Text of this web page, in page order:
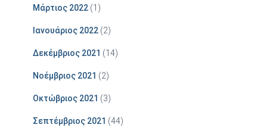
Μάρτιος 2022 (1)
Ιανουάριος 2022 (2)
Δεκέμβριος 2021 (14)
Νοέμβριος 2021 (2)
Οκτώβριος 2021 (3)
Σεπτέμβριος 2021 (44)